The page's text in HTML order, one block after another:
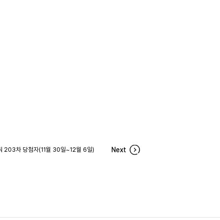
203차 당첨자(11월 30일~12월 6일) Next